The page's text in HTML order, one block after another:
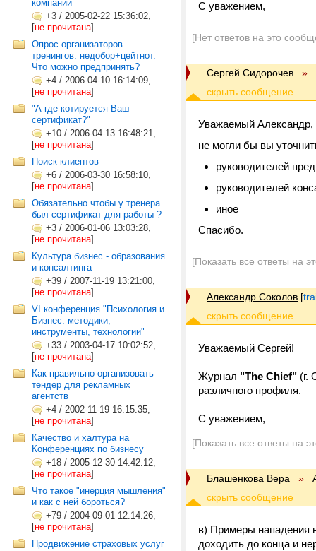
компании
+3 / 2005-02-22 15:36:02,
[не прочитана]
Опрос организаторов
тренингов: недобор+цейтнот.
Что можно предпринять?
+4 / 2006-04-10 16:14:09,
[не прочитана]
"А где котируется Ваш
сертификат?"
+10 / 2006-04-13 16:48:21,
[не прочитана]
Поиск клиентов
+6 / 2006-03-30 16:58:10,
[не прочитана]
Обязательно чтобы у тренера
был сертификат для работы ?
+3 / 2006-01-06 13:03:28,
[не прочитана]
Культура бизнес - образования
и консалтинга
+39 / 2007-11-19 13:21:00,
[не прочитана]
VI конференция "Психология и
Бизнес: методики,
инструменты, технологии"
+33 / 2003-04-17 10:02:52,
[не прочитана]
Как правильно организовать
тендер для рекламных
агентств
+4 / 2002-11-19 16:15:35,
[не прочитана]
Качество и халтура на
Конференциях по бизнесу
+18 / 2005-12-30 14:42:12,
[не прочитана]
Что такое "инерция мышления"
и как с ней бороться?
+79 / 2004-09-01 12:14:26,
[не прочитана]
Продвижение страховых услуг
С уважением,
[Нет ответов на это
Сергей Сидорочев »
Уважаемый Александр,
не могли бы вы
руководителей
руководителей
иное
Спасибо.
[Показать все ответы на
Александр Соколов [
Уважаемый Сергей!
Журнал "The Chief" (г.
различного профиля.
С уважением,
[Показать все ответы на
Блашенкова Вера »
в) Примеры нападения
доходить до конца и